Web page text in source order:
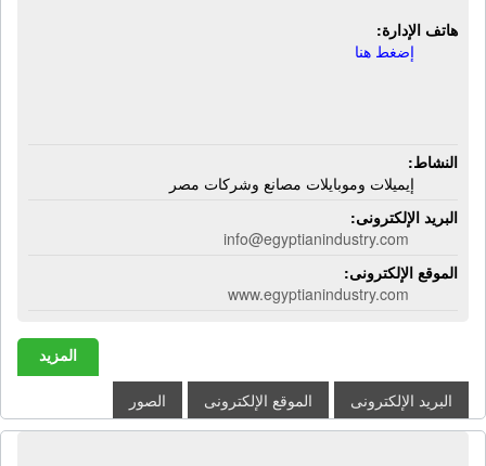
هاتف الإدارة:
إضغط هنا
النشاط:
إيميلات وموبايلات مصانع وشركات مصر
البريد الإلكترونى:
info@egyptianindustry.com
الموقع الإلكترونى:
www.egyptianindustry.com
المزيد
البريد الإلكترونى الموقع الإلكترونى الصور